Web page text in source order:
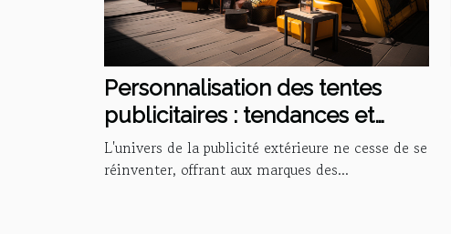
Personnalisation des tentes
publicitaires : tendances et
techniques
L'univers de la publicité extérieure ne cesse de se
réinventer, offrant aux marques des...